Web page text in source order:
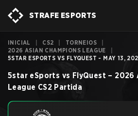
STRAFE ESPORTS
INICIAL CS2 TORNEIOS
2026 ASIAN CHAMPIONS LEAGUE
5STAR ESPORTS VS FLYQUEST - MAY 13,
5star eSports vs FlyQuest – 2026
League CS2 Partida